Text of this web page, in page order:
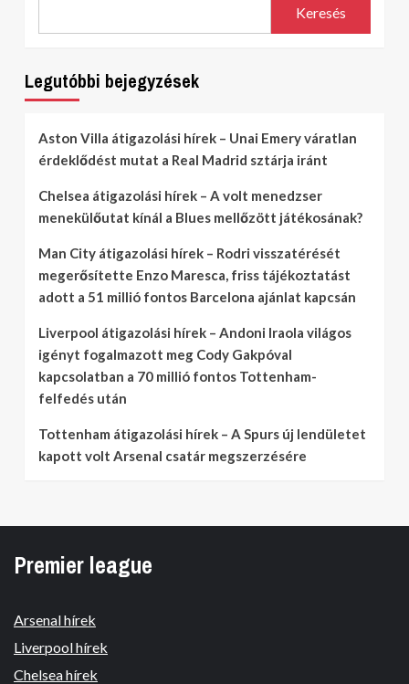
Keresés
Legutóbbi bejegyzések
Aston Villa átigazolási hírek – Unai Emery váratlan
érdeklődést mutat a Real Madrid sztárja iránt
Chelsea átigazolási hírek – A volt menedzser
menekülőutat kínál a Blues mellőzött játékosának?
Man City átigazolási hírek – Rodri visszatérését
megerősítette Enzo Maresca, friss tájékoztatást
adott a 51 millió fontos Barcelona ajánlat kapcsán
Liverpool átigazolási hírek – Andoni Iraola világos
igényt fogalmazott meg Cody Gakpóval
kapcsolatban a 70 millió fontos Tottenham-
felfedés után
Tottenham átigazolási hírek – A Spurs új lendületet
kapott volt Arsenal csatár megszerzésére
Premier league
Arsenal hírek
Liverpool hírek
Chelsea hírek